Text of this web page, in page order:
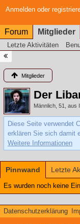
Anmelden oder
Forum Mitglieder
Letzte Aktivitäten
Mitglieder
Der
Männlich 51 aus
Diese Seite verwendet
erklären Sie sich damit
Weitere Informationen
Pinnwand Letzte
Es wurden noch keine
Datenschutzerklärung